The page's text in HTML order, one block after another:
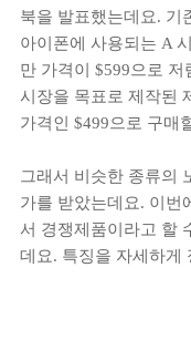
북을 발표했는데요. 기
아이폰에 사용되는 A
만 가격이 $599으로
시장을 목표로 제작된
가격인 $499으로 구매
그래서 비슷한 종류의
가를 받았는데요. 이번
서 경쟁제품이라고 할
데요. 특징을 자세하게